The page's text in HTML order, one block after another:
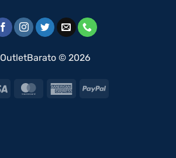
OutletBarato © 2026
Visa MasterCardAmericanPayPal